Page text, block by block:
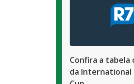
Confira a tabela
da International